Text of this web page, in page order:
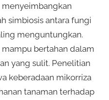
simbiosis antara fungi
menguntungkan.
bertahan dalam
yang sulit. Penelitian
keberadaan mikorriza
tanaman terhadap